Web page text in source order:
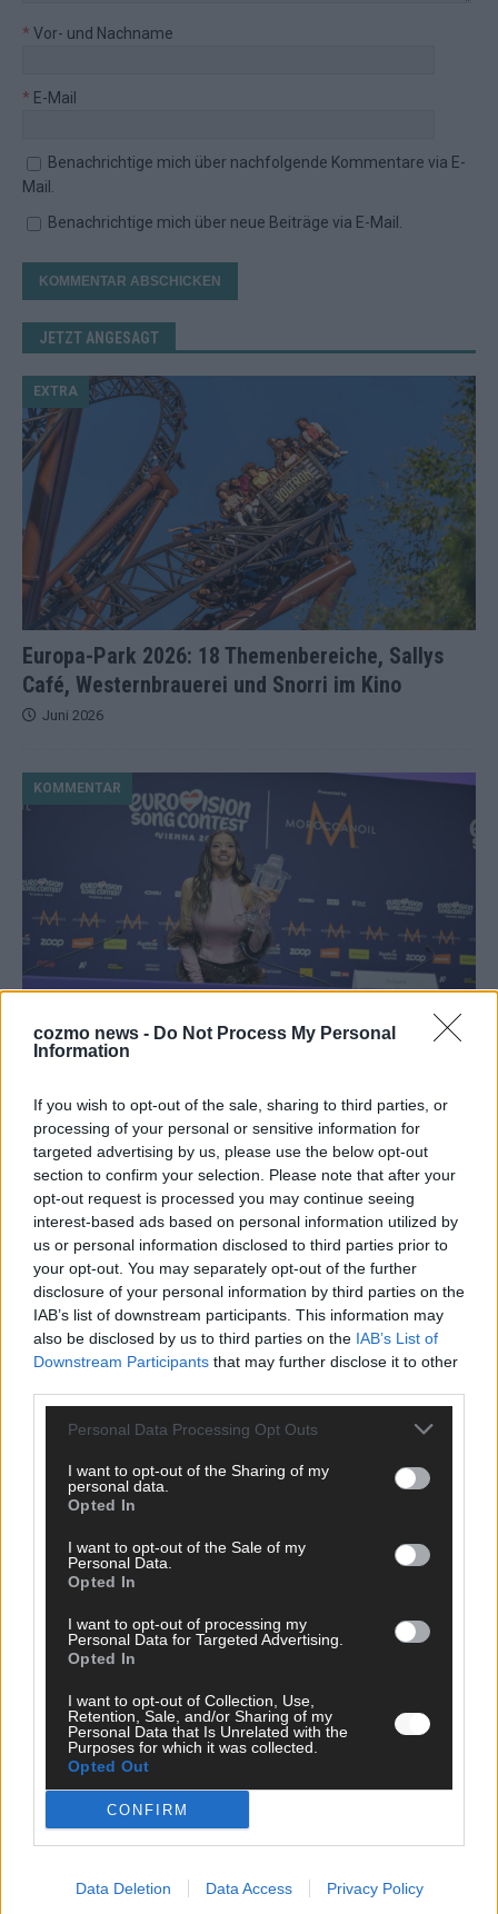
cozmo news - Do Not Process My Personal
Information
If you wish to opt-out of the sale, sharing to third parties, or
processing of your personal or sensitive information for
targeted advertising by us, please use the below opt-out
section to confirm your selection. Please note that after your
opt-out request is processed you may continue seeing
interest-based ads based on personal information utilized by
us or personal information disclosed to third parties prior to
your opt-out. You may separately opt-out of the further
disclosure of your personal information by third parties on the
IAB’s list of downstream participants. This information may
also be disclosed by us to third parties on the IAB’s List of
Downstream Participants that may further disclose it to other
Personal Data Processing Opt Outs
I want to opt-out of the Sharing of my
personal data.
Opted In
I want to opt-out of the Sale of my
Personal Data.
Opted In
I want to opt-out of processing my
Personal Data for Targeted Advertising.
Opted In
I want to opt-out of Collection, Use,
Retention, Sale, and/or Sharing of my
Personal Data that Is Unrelated with the
Purposes for which it was collected.
Opted Out
CONFIRM
Data Deletion Data Access Privacy Policy
* Vor- und Nachname
* E-Mail
Benachrichtige mich über nachfolgende Kommentare via E-
Mail.
Benachrichtige mich über neue Beiträge via E-Mail.
JETZT ANGESAGT
Europa-Park 2026: 18 Themenbereiche, Sallys
Café, Westernbrauerei und Snorri im Kino
EXTRA
Juni 2026
ESC 2026: Ein Sieger, der klar überzeugt – und
KOMMENTAR
Mai 2026
EUROVISION
Bulgarien gewinnt den Eurovision Song Contest 2026 – das
große Abschlussbild aus Wien
Mai 2026
EUROVISION
Das Papierboot kommt aus Basel: JJ eröffnet das ESC-
Finale in Wien – alle Show-Highlights
Dänemark eröffnet, Österreich beschließt: Die
Startreihenfolge des ESC-Finales 2026 im Überblick
KOMMENTAR
Schwächen und unsere Tipps
Mai 2026
EUROVISION
Vier Sieger gleichzeitig, Manipulationsverdacht, Jury-
Comeback: Die turbulente Geschichte der ESC-Wertung
Mai 2026